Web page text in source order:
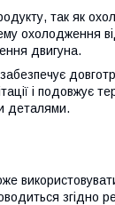
так як
охолодження
двигуна.
і подовжує
деталями.
згідно